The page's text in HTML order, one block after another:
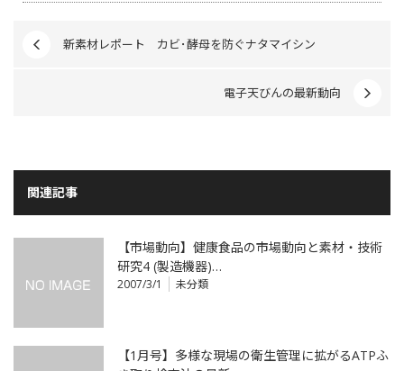
新素材レポート カビ･酵母を防ぐナタマイシン
電子天びんの最新動向
関連記事
【市場動向】健康食品の市場動向と素材・技術
研究4 (製造機器)…
2007/3/1 未分類
【1月号】多様な現場の衛生管理に拡がるATPふ